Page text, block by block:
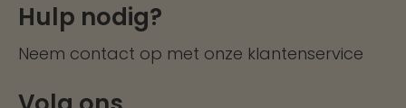
Hulp nodig?
Neem contact op met onze klantenservice